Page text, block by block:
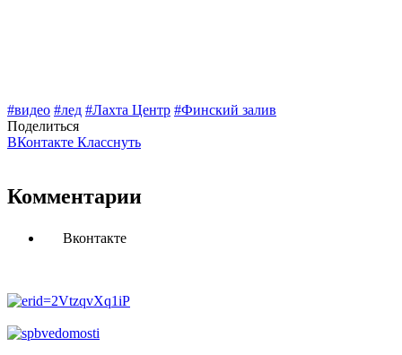
#видео #лед #Лахта Центр #Финский залив
Поделиться
ВКонтакте Класснуть
Комментарии
Вконтакте